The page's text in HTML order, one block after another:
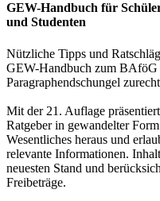
GEW-Handbuch für
und Studenten
Nützliche Tipps und
GEW-Handbuch zum
Paragraphendschungel
Mit der 21. Auflage
Ratgeber in gewandelter
Wesentliches heraus und
relevante Informationen.
neuesten Stand und
Freibeträge.